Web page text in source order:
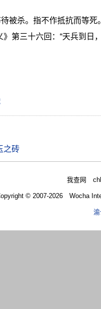
被杀。指不作抵抗而等死。
》第三十六回：“天兵到日
之砖
我查网
© 2007-2026 Wocha